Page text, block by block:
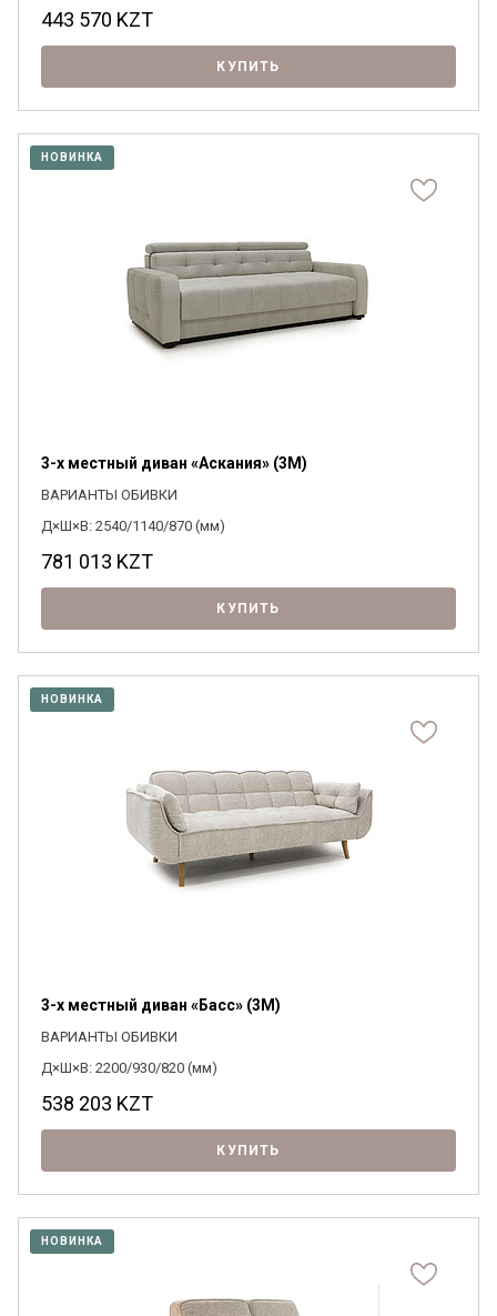
443 570 KZT
КУПИТЬ
НОВИНКА
3-х местный диван «Аскания» (3M)
ВАРИАНТЫ ОБИВКИ
Д×Ш×В: 2540/1140/870 (мм)
781 013 KZT
КУПИТЬ
НОВИНКА
3-х местный диван «Басс» (3M)
ВАРИАНТЫ ОБИВКИ
Д×Ш×В: 2200/930/820 (мм)
538 203 KZT
КУПИТЬ
НОВИНКА